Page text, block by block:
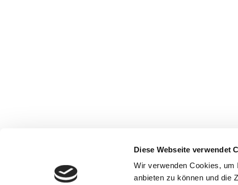
Diese Webseite verwendet
Wir verwenden Cookies, um
anbieten zu können und die